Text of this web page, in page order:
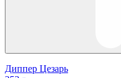
Диппер Цезарь